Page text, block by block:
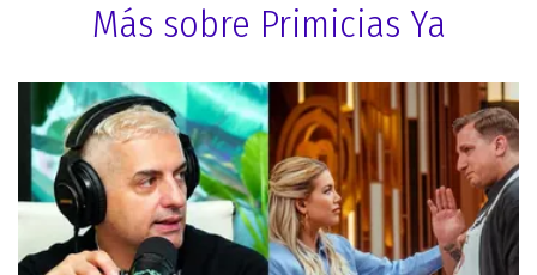
Más sobre Primicias Ya